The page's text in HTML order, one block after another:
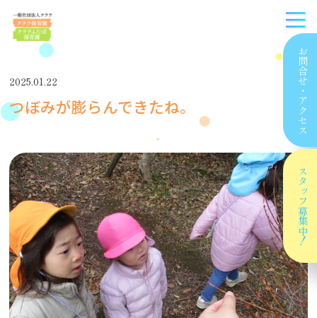
お問合せ
・
アクセス
スタッフ
募集中！
2025.01.22
つぼみが膨らんできたね。